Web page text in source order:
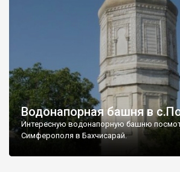
Водонапорная башня в
Интересную водонапорную башню
Симферополя в Бахчисарай.